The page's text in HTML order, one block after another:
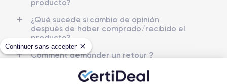
Continuer sans accepter
producto?
¿Qué sucede si cambio de opinión
después de haber comprado/recibido el
producto?
Comment demander un retour ?
Comment demander un retour ?